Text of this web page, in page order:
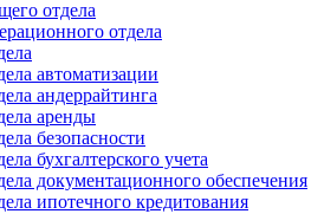
отдела
отдела
автоматизации
андеррайтинга
аренды
безопасности
бухгалтерского учета
документационного обеспечения
ипотечного кредитования